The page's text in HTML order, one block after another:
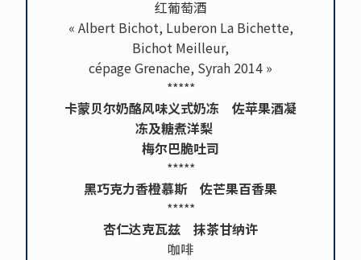
红葡萄酒
« Albert Bichot, Luberon La Bichette,
Bichot Meilleur,
cépage Grenache, Syrah 2014 »
*****
卡蒙贝尔奶酪风味义式奶冻 佐苹果酒凝
冻及糖煮洋梨
梅尔巴脆吐司
*****
黑巧克力香橙慕斯 佐芒果百香果
*****
杏仁达克瓦兹 抹茶甘纳许
咖啡